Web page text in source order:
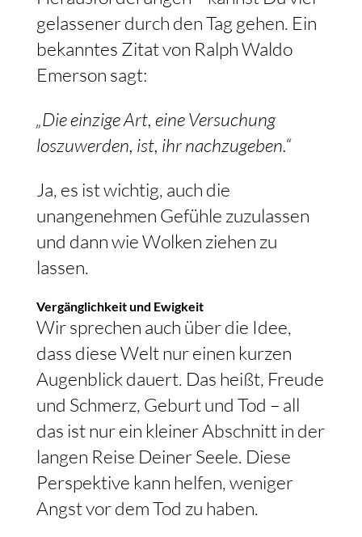
gelassener durch den Tag gehen. Ein
bekanntes Zitat von Ralph Waldo
Emerson sagt:
„Die einzige Art, eine Versuchung
loszuwerden, ist, ihr nachzugeben.“
Ja, es ist wichtig, auch die
unangenehmen Gefühle zuzulassen
und dann wie Wolken ziehen zu
lassen.
Vergänglichkeit und Ewigkeit
Wir sprechen auch über die Idee,
dass diese Welt nur einen kurzen
Augenblick dauert. Das heißt, Freude
und Schmerz, Geburt und Tod – all
das ist nur ein kleiner Abschnitt in der
langen Reise Deiner Seele. Diese
Perspektive kann helfen, weniger
Angst vor dem Tod zu haben.